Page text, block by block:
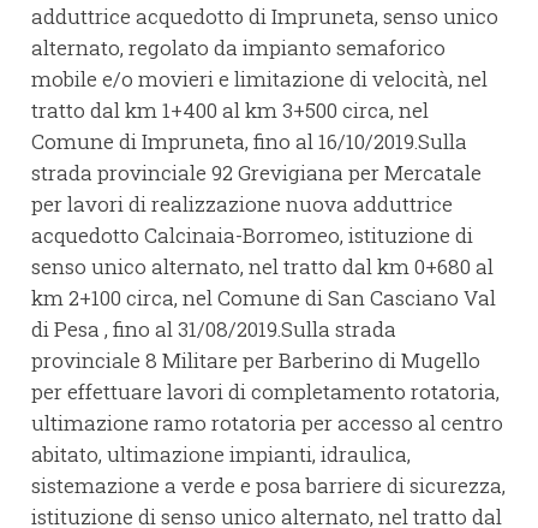
adduttrice acquedotto di Impruneta, senso unico
alternato, regolato da impianto semaforico
mobile e/o movieri e limitazione di velocità, nel
tratto dal km 1+400 al km 3+500 circa, nel
Comune di Impruneta, fino al 16/10/2019.Sulla
strada provinciale 92 Grevigiana per Mercatale
per lavori di realizzazione nuova adduttrice
acquedotto Calcinaia-Borromeo, istituzione di
senso unico alternato, nel tratto dal km 0+680 al
km 2+100 circa, nel Comune di San Casciano Val
di Pesa , fino al 31/08/2019.Sulla strada
provinciale 8 Militare per Barberino di Mugello
per effettuare lavori di completamento rotatoria,
ultimazione ramo rotatoria per accesso al centro
abitato, ultimazione impianti, idraulica,
sistemazione a verde e posa barriere di sicurezza,
istituzione di senso unico alternato, nel tratto dal